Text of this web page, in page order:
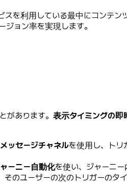
を利用している最中にコンテ
ョン率を実現します。
があります。 表示タイミングの即
ッセージチャネルを使用し、トリ
ーニー自動化を使い、ジャーニ
のユーザーの次のトリガーの